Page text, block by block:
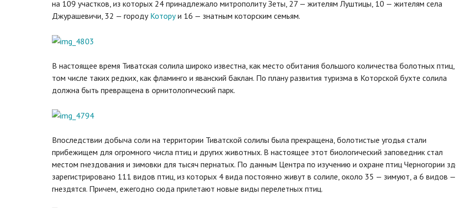
на 109 участков, из которых 24 принадлежало митрополиту Зеты, 27 — жителям Луштицы, 10 — жителям села
Джурашевичи, 32 — городу Которуи 16 — знатным которским семьям.
В настоящее время Тиватская солила широко известна, как место обитания большого количества болотных птиц,
том числе таких редких, как фламинго и яванский баклан. По плану развития туризма в Которской бухте солила
должна быть превращена в орнитологический парк.
Впоследствии добыча соли на территории Тиватской солилы была прекращена, болотистые угодья стали
прибежищем для огромного числа птиц и других животных. В настоящее этот биологический заповедник стал
местом гнездования и зимовки для тысяч пернатых. По данным Центра по изучению и охране птиц Черногории
зарегистрировано 111 видов птиц, из которых 4 вида постоянно живут в солиле, около 35 — зимуют, а 6 видов —
гнездятся. Причем, ежегодно сюда прилетают новые виды перелетных птиц.